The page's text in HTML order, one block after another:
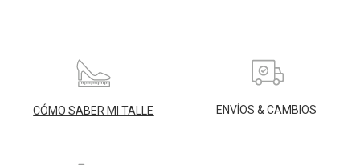
CÓMO SABER MI TALLE ENVÍOS & CAMBIOS